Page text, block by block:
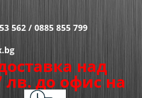
562 / 0885 855 799
над
лв. до офис на